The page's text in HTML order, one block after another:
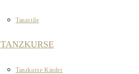
Tanzstile
TANZKURSE
Tanzkurse Kinder